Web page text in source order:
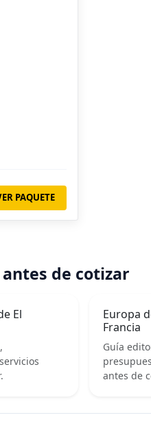
PAQUETE
de cotizar
El
Europa
Francia
Guía
antes de